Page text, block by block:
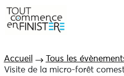
Accueil
Tous les
Visite de la micro-forêt